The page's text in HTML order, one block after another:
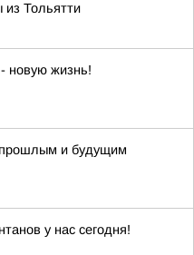
Тольятти
новую жизнь!
и будущим
у нас сегодня!